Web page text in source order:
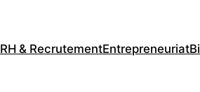
RH & RecrutementEntrepreneuriat